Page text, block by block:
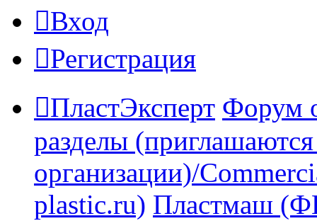
Вход
Регистрация
ПластЭксперт Форум
разделы
организации)/
plastic.ru) Пластмаш